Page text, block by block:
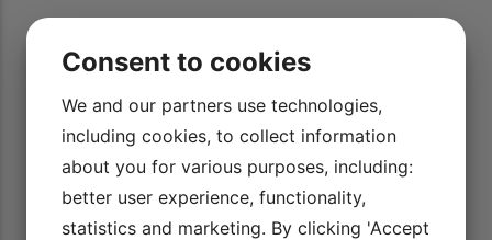
Consent to cookies
We and our partners use technologies,
including cookies, to collect information
about you for various purposes, including:
better user experience, functionality,
statistics and marketing. By clicking 'Accept